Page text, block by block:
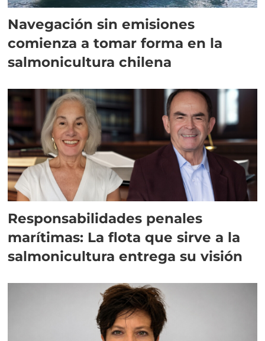
Navegación sin emisiones
comienza a tomar forma en la
salmonicultura chilena
Responsabilidades penales
marítimas: La flota que sirve a la
salmonicultura entrega su visión